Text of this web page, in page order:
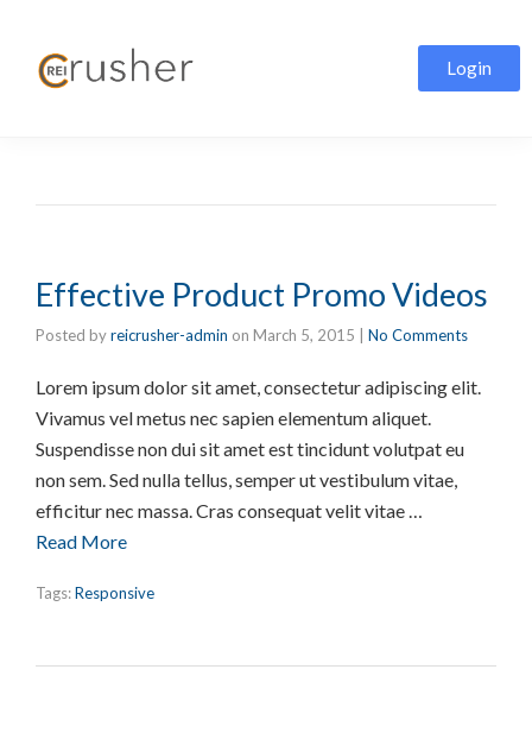
Login
Effective Product Promo Videos
Posted byreicrusher-admin on March 5, 2015 No Comments
Lorem ipsum dolor sit amet, consectetur adipiscing elit.
Vivamus vel metus nec sapien elementum aliquet.
Suspendisse non dui sit amet est tincidunt volutpat eu
non sem. Sed nulla tellus, semper ut vestibulum vitae,
efficitur nec massa. Cras consequat velit vitae …
Read More
Tags:Responsive